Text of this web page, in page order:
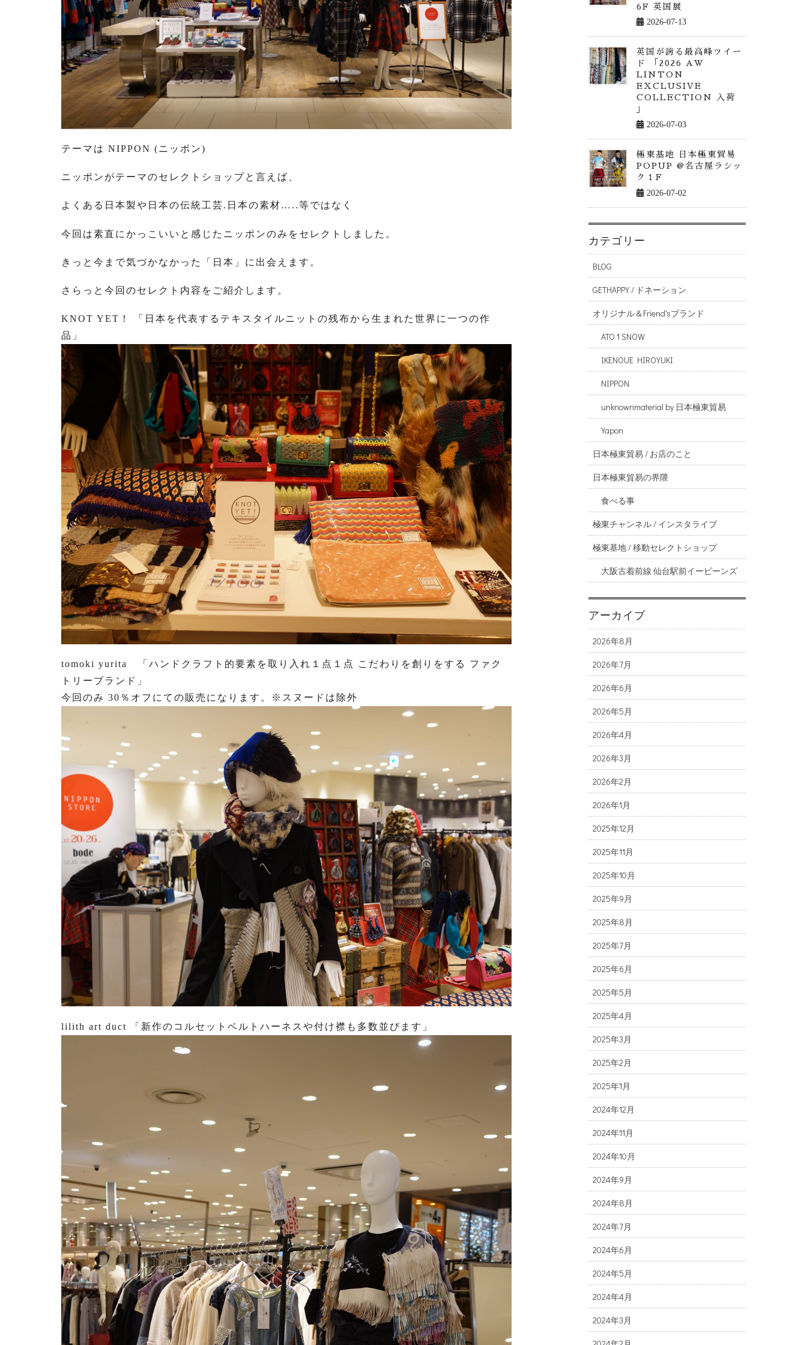
テーマは NIPPON (ニッポン)
ニッポンがテーマのセレクトショップと言えば、
よくある日本製や日本の伝統工芸.日本の素材…..等ではなく
今回は素直にかっこいいと感じたニッポンのみをセレクトしました。
きっと今まで気づかなかった「日本」に出会えます。
さらっと今回のセレクト内容をご紹介します。
KNOT YET！ 「日本を代表するテキスタイルニットの残布から生まれた世界に一つの作
品」
tomoki yurita 「ハンドクラフト的要素を取り入れ１点１点 こだわりを創りをする ファク
トリーブランド」
今回のみ 30％オフにての販売になります。※スヌードは除外
lilith art duct 「新作のコルセットベルトハーネスや付け襟も多数並びます」
6F 英国展
2026-07-13
英国が誇る最高峰ツイー
ド 「2026 AW
LINTON
EXCLUSIVE
COLLECTION 入荷
」
2026-07-03
極東基地 日本極東貿易
POPUP @名古屋ラシッ
ク１F
2026-07-02
カテゴリー
BLOG
GETHAPPY / ドネーション
オリジナル＆Friend'sブランド
ATO 1 SNOW
IKENOUE HIROYUKI
NIPPON
unknownmaterial by 日本極東貿易
Yapon
日本極東貿易 / お店のこと
日本極東貿易の界隈
食べる事
極東チャンネル / インスタライブ
極東基地 / 移動セレクトショップ
大阪古着前線 仙台駅前イービーンズ
アーカイブ
2026年8月
2026年7月
2026年6月
2026年5月
2026年4月
2026年3月
2026年2月
2026年1月
2025年12月
2025年11月
2025年10月
2025年9月
2025年8月
2025年7月
2025年6月
2025年5月
2025年4月
2025年3月
2025年2月
2025年1月
2024年12月
2024年11月
2024年10月
2024年9月
2024年8月
2024年7月
2024年6月
2024年5月
2024年4月
2024年3月